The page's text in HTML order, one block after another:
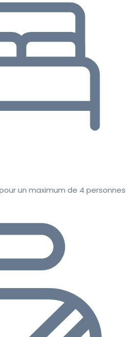
un maximum de 4 personnes